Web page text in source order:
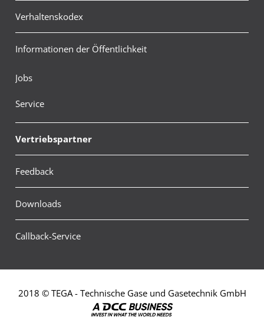
Verhaltenskodex
Informationen der Öffentlichkeit
Jobs
Service
Vertriebspartner
Feedback
Downloads
Callback-Service
2018 © TEGA - Technische Gase und Gasetechnik GmbH